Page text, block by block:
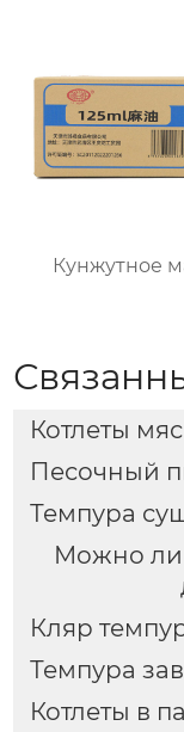
Кунжутное
Котлеты
Песочный
Темпура
Можно ли
Кляр
Темпура
Котлеты в